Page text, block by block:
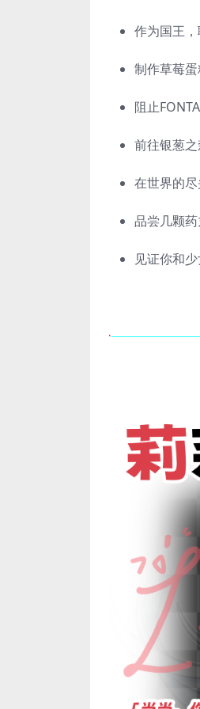
作为国王
制作草莓
阻止
前往银葱之
在世界的尽
品尝几颗药
见证你和少